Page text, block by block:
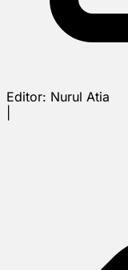
Editor: Nurul Atia